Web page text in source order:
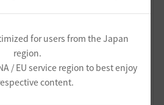
for users from the Japan
region.
/ EU service region to best enjoy
content.
テム販売ボタンを押すことで、表
テムをNPC商店に売る方法で売